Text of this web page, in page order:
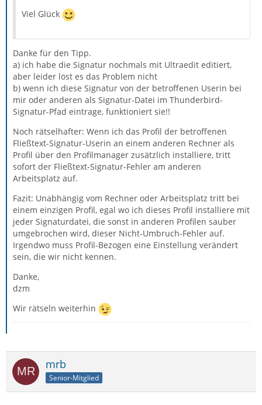
Viel Glück
Danke für den Tipp.
a) ich habe die Signatur nochmals mit Ultraedit editiert,
aber leider löst es das Problem nicht
b) wenn ich diese Signatur von der betroffenen Userin bei
mir oder anderen als Signatur-Datei im Thunderbird-
Signatur-Pfad eintrage, funktioniert sie!!
Noch rätselhafter: Wenn ich das Profil der betroffenen
Fließtext-Signatur-Userin an einem anderen Rechner als
Profil über den Profilmanager zusätzlich installiere, tritt
sofort der Fließtext-Signatur-Fehler am anderen
Arbeitsplatz auf.
Fazit: Unabhängig vom Rechner oder Arbeitsplatz tritt bei
einem einzigen Profil, egal wo ich dieses Profil installiere mit
jeder Signaturdatei, die sonst in anderen Profilen sauber
umgebrochen wird, dieser Nicht-Umbruch-Fehler auf.
Irgendwo muss Profil-Bezogen eine Einstellung verändert
sein, die wir nicht kennen.
Danke,
dzm
Wir rätseln weiterhin
mrb
Senior-Mitglied